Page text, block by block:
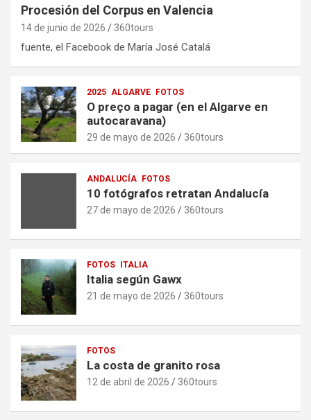
Procesión del Corpus en Valencia
14 de junio de 2026 360tours
fuente, el Facebook de María José Catalá
2025 ALGARVE FOTOS
O preço a pagar (en el Algarve en
autocaravana)
29 de mayo de 2026 360tours
ANDALUCÍA FOTOS
10 fotógrafos retratan Andalucía
27 de mayo de 2026 360tours
FOTOS ITALIA
Italia según Gawx
21 de mayo de 2026 360tours
FOTOS
La costa de granito rosa
12 de abril de 2026 360tours